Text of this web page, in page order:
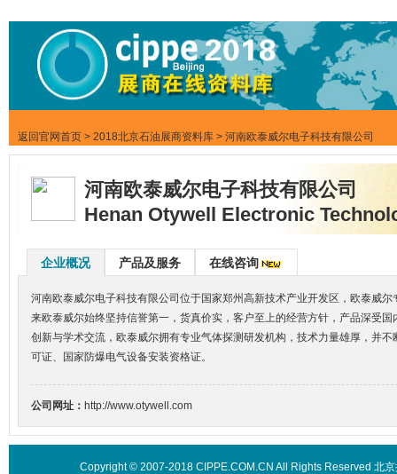
返回官网首页 > 2018北京石油展商资料库 > 河南欧泰威尔电子科技有限公司
河南欧泰威尔电子科技有限公司
Henan Otywell Electronic
企业概况 产品及服务 在线咨询
河南欧泰威尔电子科技有限公司位于国家郑州高新技术产业开发区，欧泰威
来欧泰威尔始终坚持信誉第一，货真价实，客户至上的经营方针，产品深受
创新与学术交流，欧泰威尔拥有专业气体探测研发机构，技术力量雄厚，并
可证、国家防爆电气设备安装资格证。
公司网址： http://www.otywell.com
Copyright © 2007-2018 CIPPE.COM.CN All Rights Reserved